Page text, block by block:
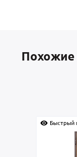
Похожие
Быстрый